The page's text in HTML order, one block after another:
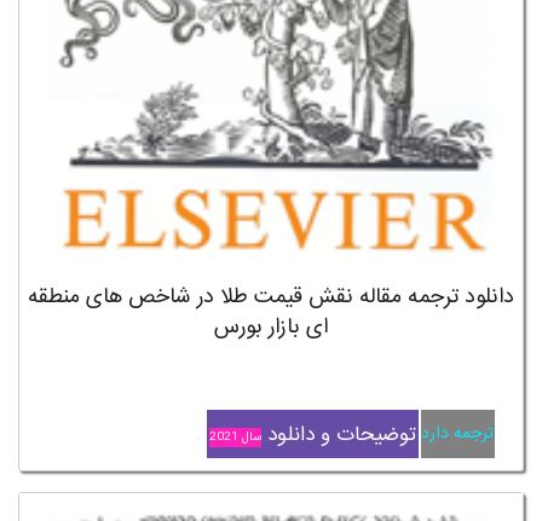
دانلود ترجمه مقاله نقش قیمت طلا در شاخص های منطقه
ای بازار بورس
ترجمه دارد توضیحات و دانلود سال 2021